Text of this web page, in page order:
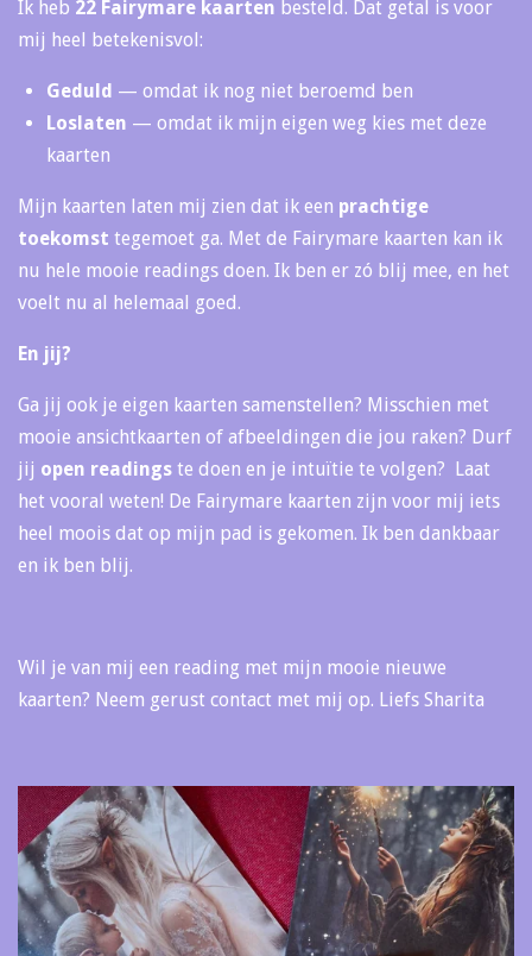
Ik heb 22 Fairymare kaarten besteld. Dat getal is voor
mij heel betekenisvol:
Geduld — omdat ik nog niet beroemd ben
Loslaten — omdat ik mijn eigen weg kies met deze
kaarten
Mijn kaarten laten mij zien dat ik een prachtige
toekomst tegemoet ga. Met de Fairymare kaarten kan ik
nu hele mooie readings doen. Ik ben er zó blij mee, en het
voelt nu al helemaal goed.
En jij?
Ga jij ook je eigen kaarten samenstellen? Misschien met
mooie ansichtkaarten of afbeeldingen die jou raken? Durf
jij open readings te doen en je intuïtie te volgen? Laat
het vooral weten! De Fairymare kaarten zijn voor mij iets
heel moois dat op mijn pad is gekomen. Ik ben dankbaar
en ik ben blij.
Wil je van mij een reading met mijn mooie nieuwe
kaarten? Neem gerust contact met mij op. Liefs Sharita